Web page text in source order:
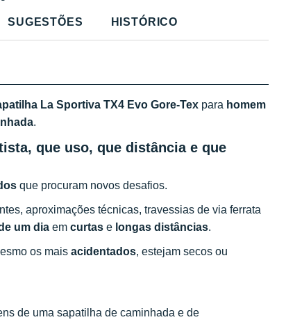
SUGESTÕES HISTÓRICO
La Sportiva TX4 Evo Gore-Tex para homem
.
que uso, que distância e que
que procuram novos desafios.
aproximações técnicas, travessias de via ferrata
um dia em curtas e longas distâncias.
os mais acidentados, estejam secos ou
de uma sapatilha de caminhada e de